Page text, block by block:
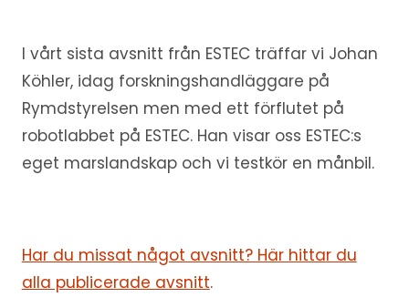
I vårt sista avsnitt från ESTEC träffar vi Johan
Köhler, idag forskningshandläggare på
Rymdstyrelsen men med ett förflutet på
robotlabbet på ESTEC. Han visar oss ESTEC:s
eget marslandskap och vi testkör en månbil.
Har du missat något avsnitt? Här hittar du
alla publicerade avsnitt.